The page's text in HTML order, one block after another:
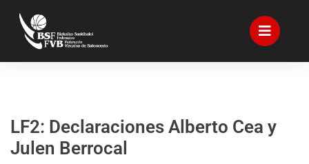
LF2: Declaraciones Alberto Cea y
Julen Berrocal